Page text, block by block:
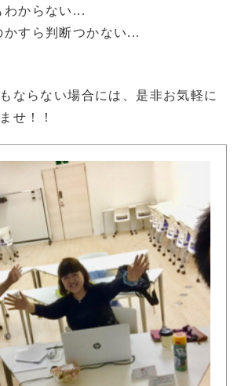
わからない...
かすら判断つかない...
ならない場合には、是非お気軽に
せ！！